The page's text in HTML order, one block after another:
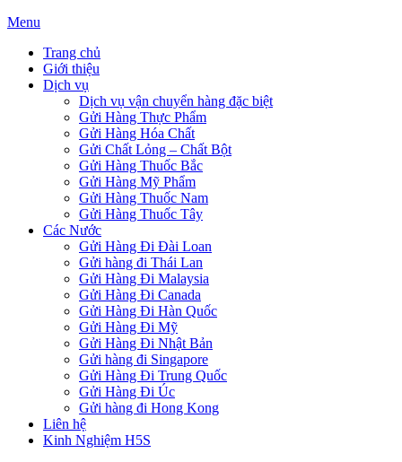
Menu
Trang chủ
Giới thiệu
Dịch vụ
Dịch vụ vận chuyển hàng đặc biệt
Gửi Hàng Thực Phẩm
Gửi Hàng Hóa Chất
Gửi Chất Lỏng – Chất Bột
Gửi Hàng Thuốc Bắc
Gửi Hàng Mỹ Phẩm
Gửi Hàng Thuốc Nam
Gửi Hàng Thuốc Tây
Các Nước
Gửi Hàng Đi Đài Loan
Gửi hàng đi Thái Lan
Gửi Hàng Đi Malaysia
Gửi Hàng Đi Canada
Gửi Hàng Đi Hàn Quốc
Gửi Hàng Đi Mỹ
Gửi Hàng Đi Nhật Bản
Gửi hàng đi Singapore
Gửi Hàng Đi Trung Quốc
Gửi Hàng Đi Úc
Gửi hàng đi Hong Kong
Liên hệ
Kinh Nghiệm H5S